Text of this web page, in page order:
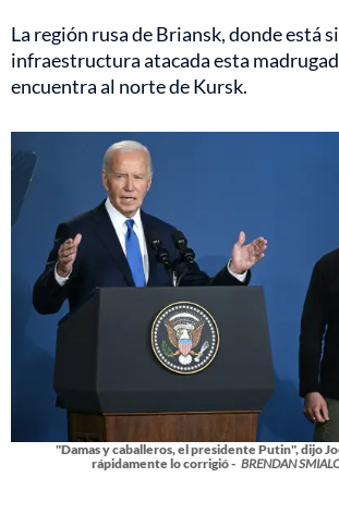
La región rusa de Briansk, donde está
infraestructura atacada esta
encuentra al norte de Kursk.
"Damas y caballeros, el presidente Putin", dijo
rápidamente lo corrigió - BRENDAN